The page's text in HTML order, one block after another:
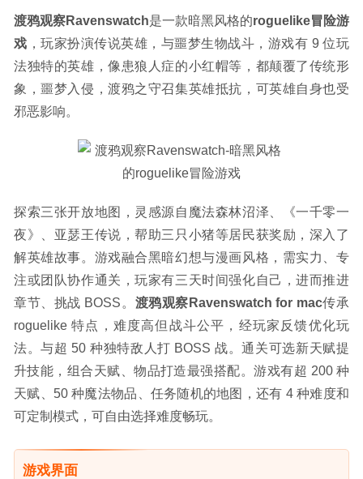
渡鸦观察Ravenswatch是一款暗黑风格的roguelike冒险游
戏 ，玩家扮演传说英雄，与噩梦生物战斗，游戏有 9 位玩
法独特的英雄，像患狼人症的小红帽等，都颠覆了传统形
象，噩梦入侵，渡鸦之守召集英雄抵抗，可英雄自身也受
邪恶影响。
探索三张开放地图，灵感源自魔法森林沼泽、《一千零一
夜》、亚瑟王传说，帮助三只小猪等居民获奖励，深入了
解英雄故事。游戏融合黑暗幻想与漫画风格，需实力、专
注或团队协作通关，玩家有三天时间强化自己，进而推进
章节、挑战 BOSS。 渡鸦观察Ravenswatch for mac传承
roguelike 特点，难度高但战斗公平，经玩家反馈优化玩
法。与超 50 种独特敌人打 BOSS 战。通关可选新天赋提
升技能，组合天赋、物品打造最强搭配。游戏有超 200 种
天赋、50 种魔法物品、任务随机的地图，还有 4 种难度和
可定制模式，可自由选择难度畅玩。
游戏界面